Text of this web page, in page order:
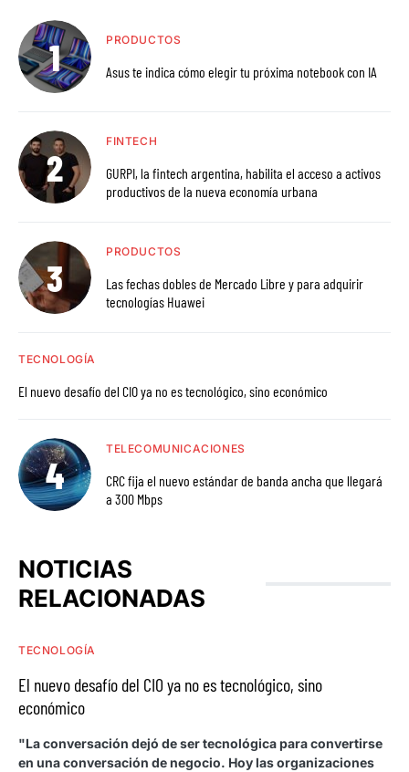
PRODUCTOS
Asus te indica cómo elegir tu próxima notebook con IA
FINTECH
GURPI, la fintech argentina, habilita el acceso a activos
productivos de la nueva economía urbana
PRODUCTOS
Las fechas dobles de Mercado Libre y para adquirir
tecnologías Huawei
TECNOLOGÍA
El nuevo desafío del CIO ya no es tecnológico, sino económico
TELECOMUNICACIONES
CRC fija el nuevo estándar de banda ancha que llegará
a 300 Mbps
NOTICIAS
RELACIONADAS
TECNOLOGÍA
El nuevo desafío del CIO ya no es tecnológico, sino
económico
"La conversación dejó de ser tecnológica para convertirse
en una conversación de negocio. Hoy las organizaciones